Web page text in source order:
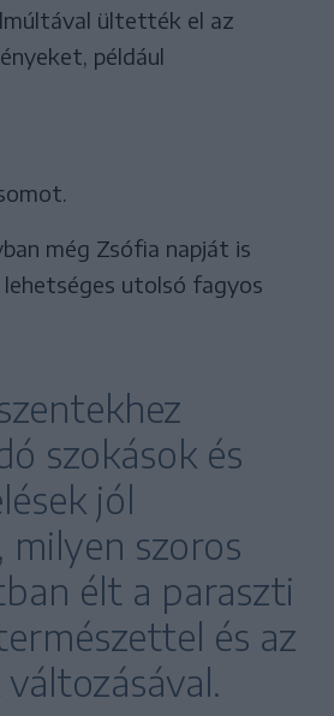
ültették el az
például
még Zsófia napját is
utolsó fagyos
szokások és
jól
szoros
élt a paraszti
és az